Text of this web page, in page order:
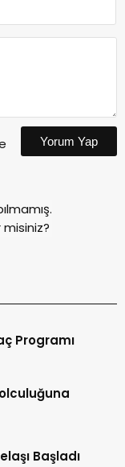
Yorum Yap
Programı
Başladı